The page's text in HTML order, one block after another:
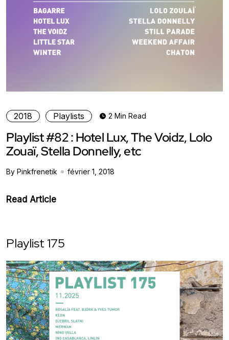
2018 Playlists 2 Min Read
Playlist #82 : Hotel Lux, The Voidz, Lolo
Zouaï, Stella Donnelly, etc
By Pinkfrenetik février 1, 2018
Read Article
Playlist 175